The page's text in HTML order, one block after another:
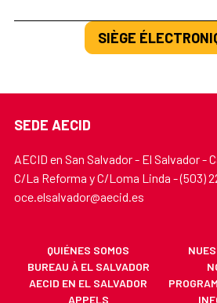
SIÈGE
SEDE AECID
AECID en San Salvador - El Salvador -
C/La Reforma y C/Loma Linda - (503)
oce.elsalvador@aecid.es
QUIÉNES SOMOS
BUREAU À EL SALVADOR
AECID EN EL SALVADOR
APPELS